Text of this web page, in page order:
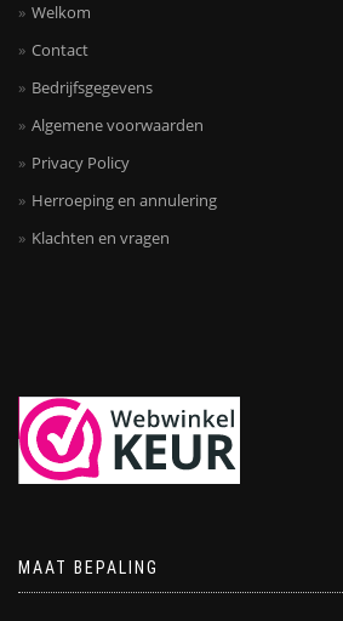
Welkom
Contact
Bedrijfsgegevens
Algemene voorwaarden
Privacy Policy
Herroeping en annulering
Klachten en vragen
MAAT BEPALING